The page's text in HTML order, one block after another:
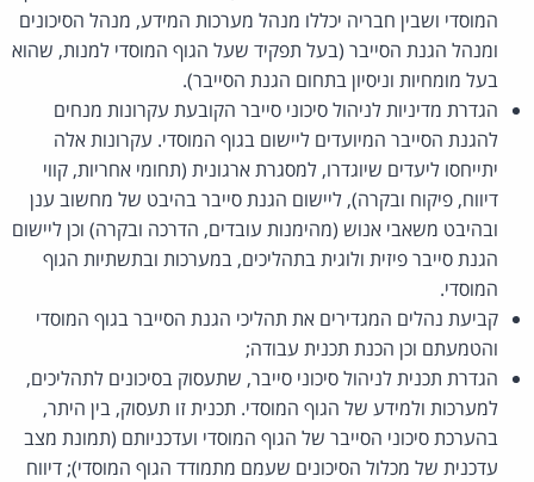
המוסדי ושבין חבריה יכללו מנהל מערכות המידע, מנהל הסיכונים
ומנהל הגנת הסייבר (בעל תפקיד שעל הגוף המוסדי למנות, שהוא
בעל מומחיות וניסיון בתחום הגנת הסייבר).
הגדרת מדיניות לניהול סיכוני סייבר הקובעת עקרונות מנחים
להגנת הסייבר המיועדים ליישום בגוף המוסדי. עקרונות אלה
יתייחסו ליעדים שיוגדרו, למסגרת ארגונית (תחומי אחריות, קווי
דיווח, פיקוח ובקרה), ליישום הגנת סייבר בהיבט של מחשוב ענן
ובהיבט משאבי אנוש (מהימנות עובדים, הדרכה ובקרה) וכן ליישום
הגנת סייבר פיזית ולוגית בתהליכים, במערכות ובתשתיות הגוף
המוסדי.
קביעת נהלים המגדירים את תהליכי הגנת הסייבר בגוף המוסדי
והטמעתם וכן הכנת תכנית עבודה;
הגדרת תכנית לניהול סיכוני סייבר, שתעסוק בסיכונים לתהליכים,
למערכות ולמידע של הגוף המוסדי. תכנית זו תעסוק, בין היתר,
בהערכת סיכוני הסייבר של הגוף המוסדי ועדכניותם (תמונת מצב
עדכנית של מכלול הסיכונים שעמם מתמודד הגוף המוסדי); דיווח